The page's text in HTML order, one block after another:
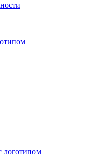
логотипом